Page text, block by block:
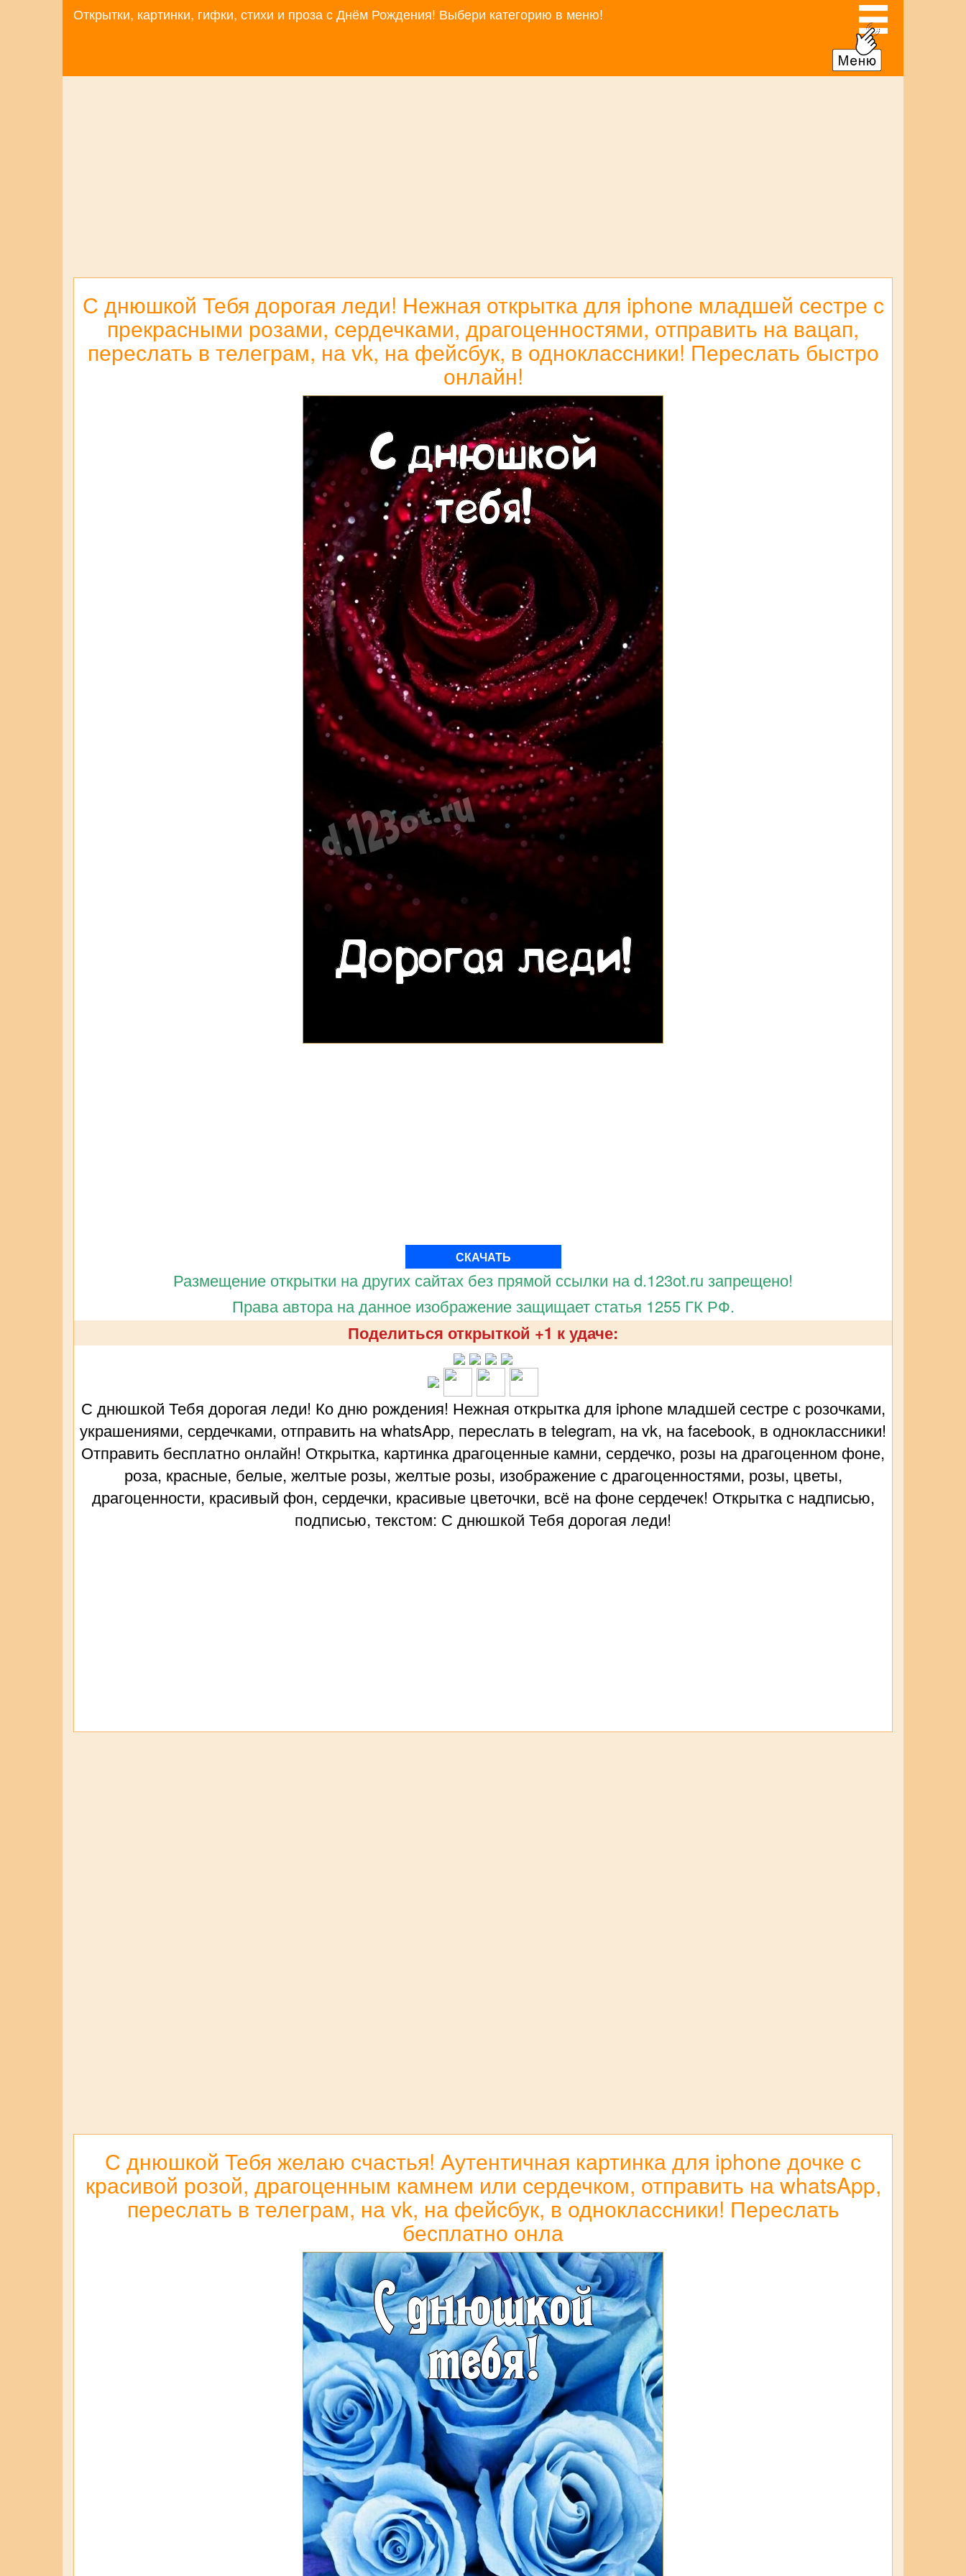
Открытки, картинки, гифки, стихи и проза с Днём Рождения! Выбери категорию в меню!
С днюшкой Тебя дорогая леди! Нежная открытка для iphone младшей сестре с
прекрасными розами, сердечками, драгоценностями, отправить на вацап,
переслать в телеграм, на vk, на фейсбук, в одноклассники! Переслать быстро
онлайн!
СКАЧАТЬ
Размещение открытки на других сайтах без прямой ссылки на d.123ot.ru запрещено!
Права автора на данное изображение защищает статья 1255 ГК РФ.
Поделиться открыткой +1 к удаче:
С днюшкой Тебя дорогая леди! Ко дню рождения! Нежная открытка для iphone младшей сестре с розочками,
украшениями, сердечками, отправить на whatsApp, переслать в telegram, на vk, на facebook, в одноклассники!
Отправить бесплатно онлайн! Открытка, картинка драгоценные камни, сердечко, розы на драгоценном фоне,
роза, красные, белые, желтые розы, желтые розы, изображение с драгоценностями, розы, цветы,
драгоценности, красивый фон, сердечки, красивые цветочки, всё на фоне сердечек! Открытка с надписью,
подписью, текстом: С днюшкой Тебя дорогая леди!
С днюшкой Тебя желаю счастья! Аутентичная картинка для iphone дочке с
красивой розой, драгоценным камнем или сердечком, отправить на whatsApp,
переслать в телеграм, на vk, на фейсбук, в одноклассники! Переслать
бесплатно онла